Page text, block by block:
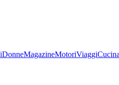
DonneMagazineMotoriViaggiCucina